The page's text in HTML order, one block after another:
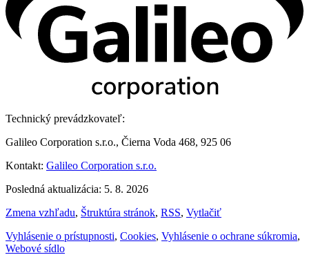
Technický prevádzkovateľ:
Galileo Corporation s.r.o., Čierna Voda 468, 925 06
Kontakt: Galileo Corporation s.r.o.
Posledná aktualizácia: 5. 8. 2026
Zmena vzhľadu, Štruktúra stránok, RSS, Vytlačiť
Vyhlásenie o prístupnosti, Cookies, Vyhlásenie o ochrane súkromia,
Webové sídlo